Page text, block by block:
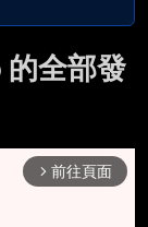
的全部發
arrow_forward_ios 前往頁面